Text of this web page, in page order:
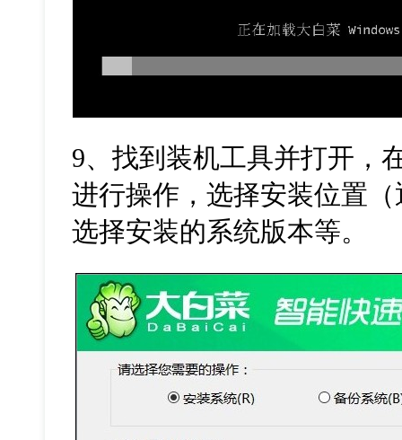
9、找到装机工具并打开，
进行操作，选择安装位置（
选择安装的系统版本等。